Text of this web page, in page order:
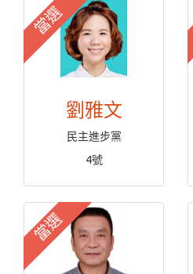
當選
劉雅文
民主進步黨
4號
當選